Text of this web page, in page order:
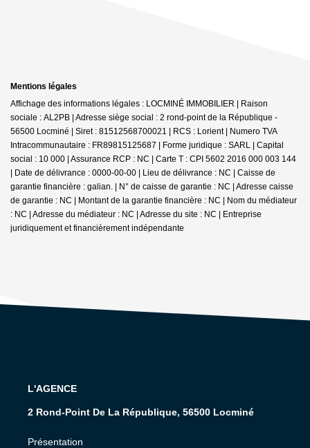
Mentions légales
Affichage des informations légales : LOCMINÉ IMMOBILIER | Raison
sociale : AL2PB | Adresse siège social : 2 rond-point de la République -
56500 Locminé | Siret : 81512568700021 | RCS : Lorient | Numero TVA
Intracommunautaire : FR89815125687 | Forme juridique : SARL | Capital
social : 10 000 | Assurance RCP : NC | Carte T : CPI 5602 2016 000 003 144
| Date de délivrance : 0000-00-00 | Lieu de délivrance : NC | Caisse de
garantie financière : galian. | N° de caisse de garantie : NC | Adresse caisse
de garantie : NC | Montant de la garantie financière : NC | Nom du médiateur
: NC | Adresse du médiateur : NC | Adresse du site : NC | Entreprise
juridiquement et financièrement indépendante
L'AGENCE
2 Rond-Point De La République, 56500 Locminé
Présentation